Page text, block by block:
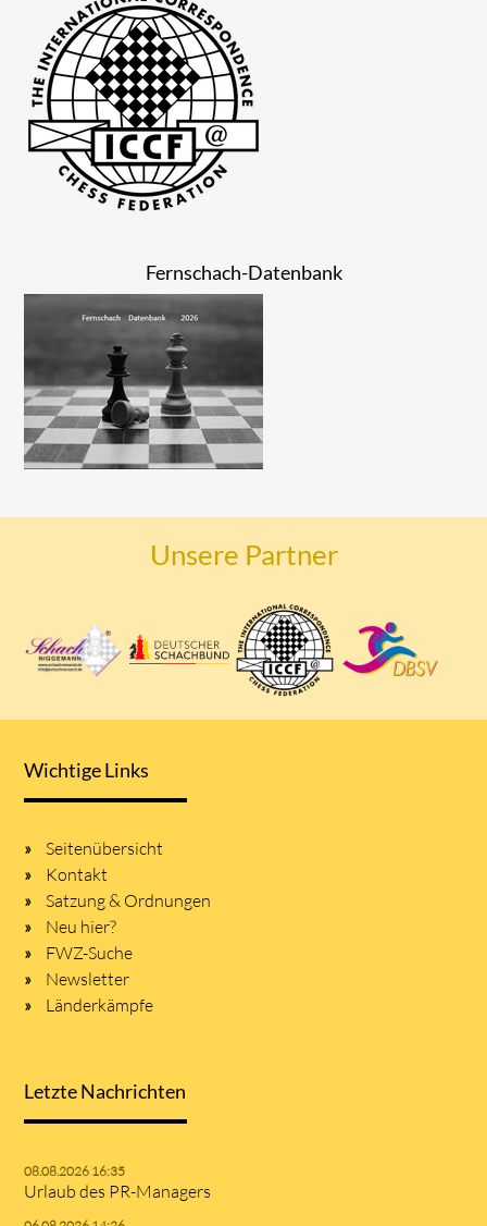
Fernschach-Datenbank
Unsere Partner
Wichtige Links
Seitenübersicht
Kontakt
Satzung & Ordnungen
Neu hier?
FWZ-Suche
Newsletter
Länderkämpfe
Letzte Nachrichten
08.08.2026 16:35
Urlaub des PR-Managers